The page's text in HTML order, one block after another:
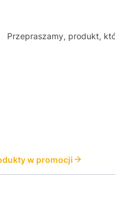
Przepraszamy, produkt,
w promocji